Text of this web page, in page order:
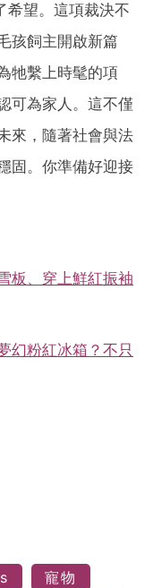
希望。這項裁決不
孩飼主開啟新篇
牠繫上時髦的項
可為家人。這不僅
來，隨著社會與法
固。你準備好迎接
板、穿上鮮紅振袖
幻粉紅冰箱？不只
寵物